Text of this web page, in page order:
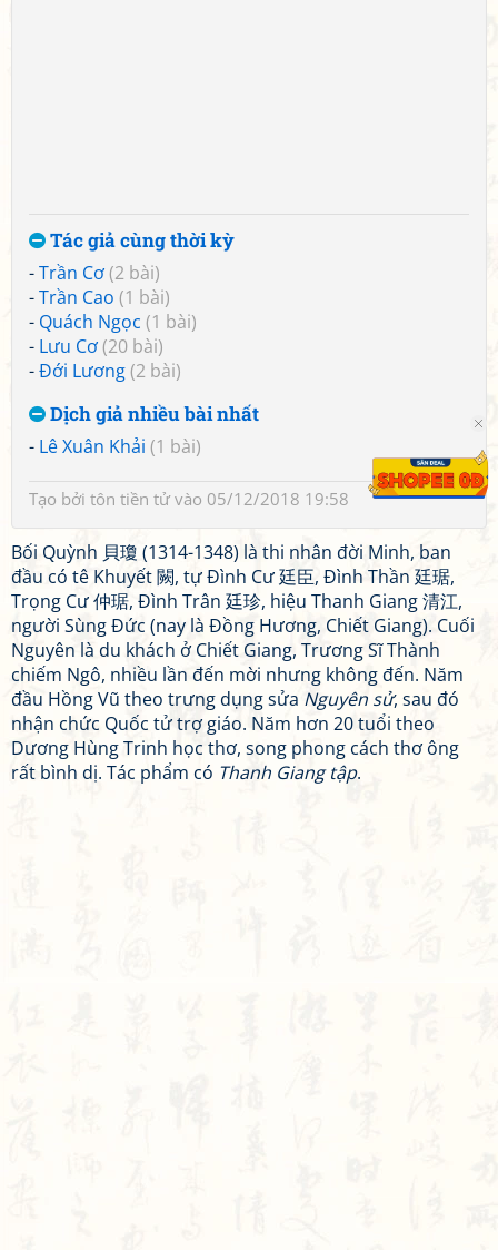
Tác giả cùng thời kỳ
-Trần Cơ(2 bài)
-Trần Cao (1 bài)
- Quách Ngọc (1 bài)
- Lưu Cơ(20 bài)
-Đới Lương(2 bài)
Dịch giả nhiều bài nhất
- Lê Xuân Khải (1 bài)
Tạo bởi tôn tiền tửvào 05/12/2018 19:58
Bối Quỳnh 貝瓊 (1314-1348) là thi nhân đời Minh, ban
đầu có tê Khuyết 闕, tự Đình Cư 廷臣, Đình Thần 廷琚,
Trọng Cư 仲琚, Đình Trân 廷珍, hiệu Thanh Giang 清江,
người Sùng Đức (nay là Đồng Hương, Chiết Giang). Cuối
Nguyên là du khách ở Chiết Giang, Trương Sĩ Thành
chiếm Ngô, nhiều lần đến mời nhưng không đến. Năm
đầu Hồng Vũ theo trưng dụng sửa Nguyên sử, sau đó
nhận chức Quốc tử trợ giáo. Năm hơn 20 tuổi theo
Dương Hùng Trinh học thơ, song phong cách thơ ông
rất bình dị. Tác phẩm có Thanh Giang tập.